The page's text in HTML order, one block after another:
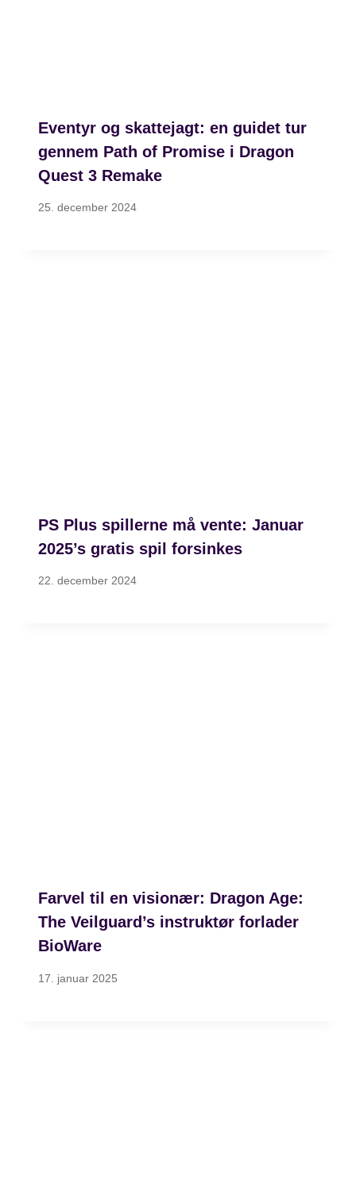
Eventyr og skattejagt: en guidet tur
gennem Path of Promise i Dragon
Quest 3 Remake
25. december 2024
PS Plus spillerne må vente: Januar
2025’s gratis spil forsinkes
22. december 2024
Farvel til en visionær: Dragon Age:
The Veilguard’s instruktør forlader
BioWare
17. januar 2025